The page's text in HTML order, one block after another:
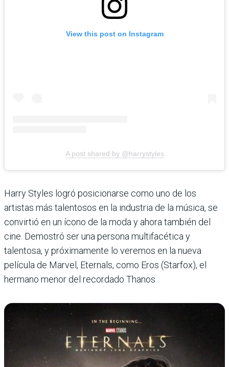
View this post on Instagram
A post shared by @harrystyles
Harry Styles logró posicionarse como uno de los
artistas más talentosos en la industria de la música, se
convirtió en un ícono de la moda y ahora también del
cine. Demostró ser una persona multifacética y
talentosa, y próximamente lo veremos en la nueva
película de Marvel, Eternals, como Eros (Starfox), el
hermano menor del recordado Thanos.